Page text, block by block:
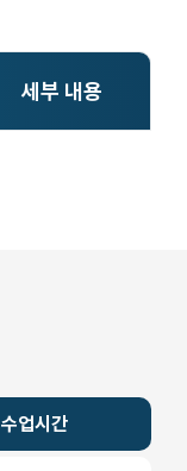
세부 내용
수업시간